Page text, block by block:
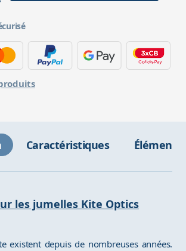
Caractéristiques Éléments
les jumelles Kite Optics
existent depuis de nombreuses années.